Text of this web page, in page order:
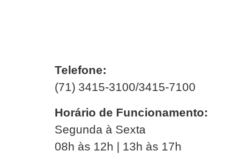
Telefone:
(71) 3415-3100/3415-7100
Horário de Funcionamento:
Segunda à Sexta
08h às 12h | 13h às 17h